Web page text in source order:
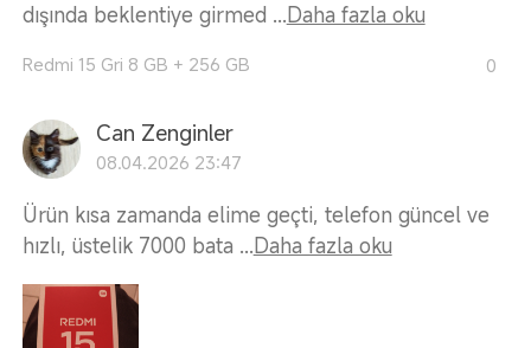
dışında beklentiye girmed ...Daha fazla oku
Redmi 15 Gri 8 GB + 256 GB 0
Can Zenginler
08.04.2026 23:47
Ürün kısa zamanda elime geçti, telefon güncel ve
hızlı, üstelik 7000 bata ...Daha fazla oku